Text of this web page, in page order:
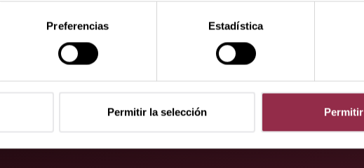
Preferencias Estadística
Permitir la selección
funcional. Puesto que
son
estrechos donde